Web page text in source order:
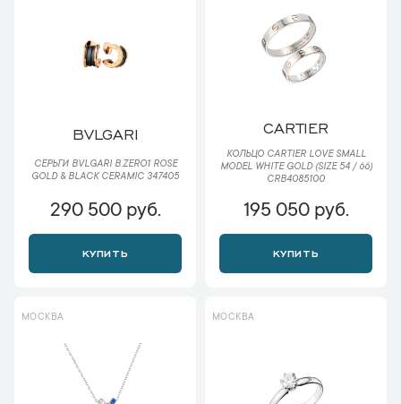
BVLGARI
СЕРЬГИ BVLGARI B.ZERO1 ROSE
GOLD & BLACK CERAMIC 347405
290 500 руб.
КУПИТЬ
CARTIER
КОЛЬЦО CARTIER LOVE SMALL
MODEL WHITE GOLD (SIZE 54 / 66)
CRB4085100
195 050 руб.
КУПИТЬ
МОСКВА МОСКВА